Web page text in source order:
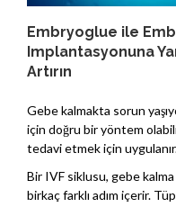
Embryoglue ile
Implantasyonuna
Artırın
Gebe kalmakta sorun
için doğru bir yöntem
tedavi etmek için
Bir IVF siklusu, gebe kalma
birkaç farklı adım içerir.